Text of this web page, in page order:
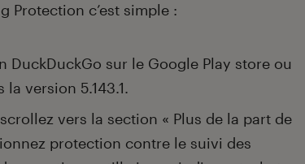
Protection c’est simple :
DuckDuckGo sur le Google Play store ou
la version 5.143.1.
vers la section « Plus de la part de
protection contre le suivi des